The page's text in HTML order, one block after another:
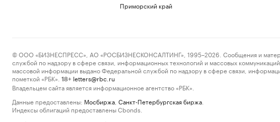
Приморский край
© ООО «БИЗНЕСПРЕСС», АО «РОСБИЗНЕСКОНСАЛТИНГ», 1995–2026. Сообщения и
службой по надзору в сфере связи, информационных технологий и массовых
массовой информации выдано Федеральной службой по надзору в сфере связи,
пометкой «РБК».
18+ letters@rbc.ru
Владельцем сайта является информационное агентство «РБК».
Данные предоставлены: Мосбиржа Санкт-Петербургская биржа
Индексы облигаций предоставлены Cbonds.